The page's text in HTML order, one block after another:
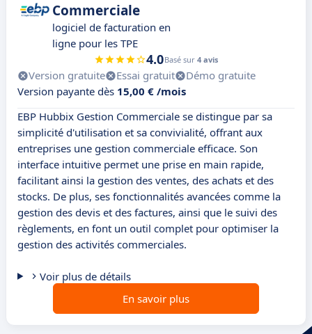
Commerciale
logiciel de facturation en
ligne pour les TPE
4.0Basé sur 4 avis
Version gratuite Essai gratuit
Démo gratuite
Version payante dès 15,00 € /mois
EBP Hubbix Gestion Commerciale se distingue par sa
simplicité d'utilisation et sa convivialité, offrant aux
entreprises une gestion commerciale efficace. Son
interface intuitive permet une prise en main rapide,
facilitant ainsi la gestion des ventes, des achats et des
stocks. De plus, ses fonctionnalités avancées comme la
gestion des devis et des factures, ainsi que le suivi des
règlements, en font un outil complet pour optimiser la
gestion des activités commerciales.
Voir plus de détails
En savoir plus